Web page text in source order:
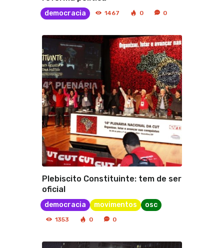
democracia 1467 0 0
Plebiscito Constituinte: tem de ser
oficial
democracia movimentos osc
1353 0 0